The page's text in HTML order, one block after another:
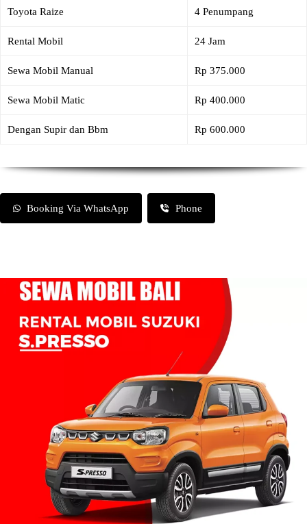
Toyota Raize 4 Penumpang
Rental Mobil 24 Jam
Sewa Mobil Manual Rp 375.000
Sewa Mobil Matic Rp 400.000
Dengan Supir dan Bbm Rp 600.000
Booking Via WhatsApp Phone